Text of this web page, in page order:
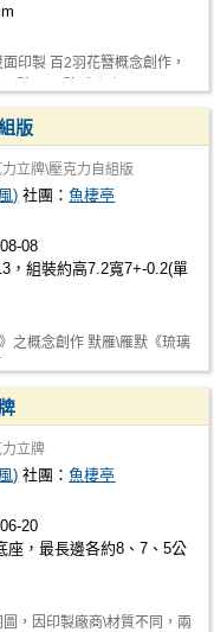
印製 百2羽花簪概念創作，
版
立牌\壓克力自組版
) 社團：魚棲亭
08
，組裝約高7.2寬7+-0.2(單
之概念創作 默雁\雁默《琉璃
立牌
) 社團：魚棲亭
20
座，最長邊各約8、7、5公
，因印製廠商\材質不同，兩